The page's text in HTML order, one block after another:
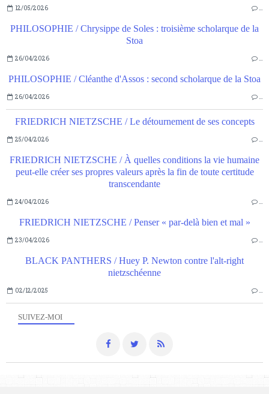
SUIVEZ-MOI
12/05/2026 …
PHILOSOPHIE / Chrysippe de Soles : troisième scholarque de la
Stoa
26/04/2026 …
PHILOSOPHIE / Cléanthe d'Assos : second scholarque de la Stoa
26/04/2026 …
FRIEDRICH NIETZSCHE / Le détournement de ses concepts
25/04/2026 …
FRIEDRICH NIETZSCHE / À quelles conditions la vie humaine
peut-elle créer ses propres valeurs après la fin de toute certitude
transcendante
24/04/2026 …
FRIEDRICH NIETZSCHE / Penser « par-delà bien et mal »
23/04/2026 …
BLACK PANTHERS / Huey P. Newton contre l'alt-right
nietzschéenne
02/12/2025 …